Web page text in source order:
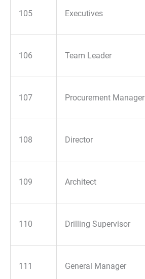
105 Executives
106 Team Leader
107 Procurement Manager
108 Director
109 Architect
110 Drilling Supervisor
111 General Manager